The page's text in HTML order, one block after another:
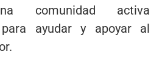
comunidad activa
para ayudar y apoyar al